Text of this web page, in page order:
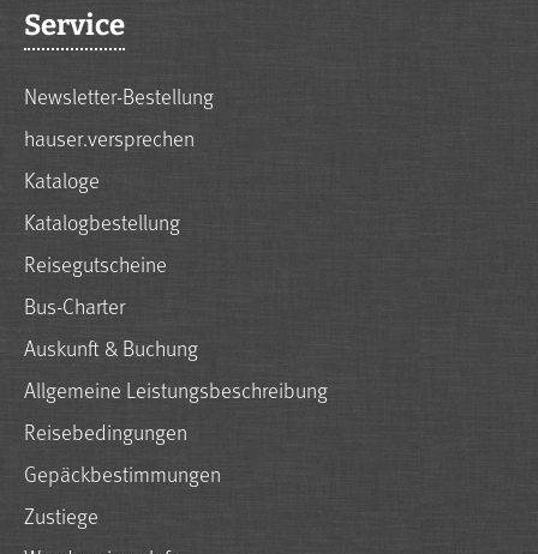
Service
Newsletter-Bestellung
hauser.versprechen
Kataloge
Katalogbestellung
Reisegutscheine
Bus-Charter
Auskunft & Buchung
Allgemeine Leistungsbeschreibung
Reisebedingungen
Gepäckbestimmungen
Zustiege